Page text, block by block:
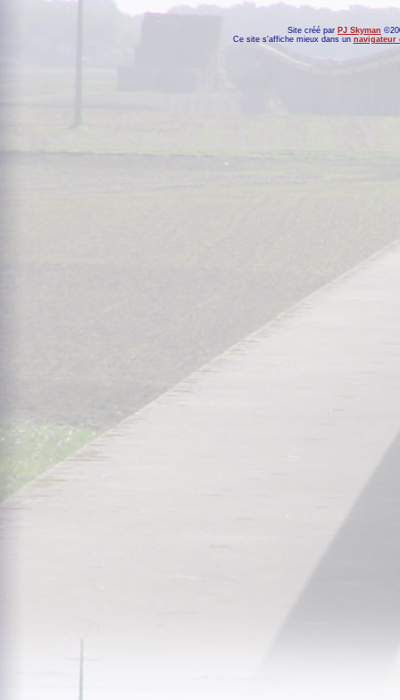
Site créé par PJ Skyman
Ce site s'affiche mieux dans un navigateur